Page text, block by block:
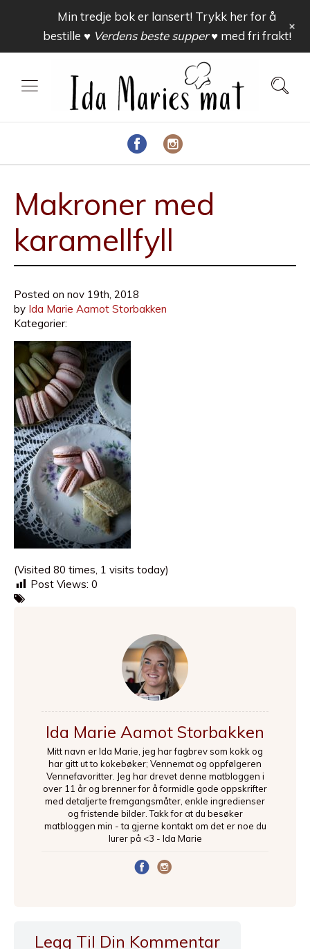
Makroner med
karamellfyll
Posted on nov 19th, 2018
by Ida Marie Aamot Storbakken
Kategorier:
(Visited 80 times, 1 visits today)
Post Views: 0
Ida Marie Aamot Storbakken
Mitt navn er Ida Marie, jeg har fagbrev som kokk og
har gitt ut to kokebøker; Vennemat og oppfølgeren
Vennefavoritter. Jeg har drevet denne matbloggen i
over 11 år og brenner for å formidle gode oppskrifter
med detaljerte fremgangsmåter, enkle ingredienser
og fristende bilder. Takk for at du besøker
matbloggen min - ta gjerne kontakt om det er noe du
lurer på <3 - Ida Marie
Legg Til Din Kommentar
Min tredje bok er lansert! Trykk her for å
bestille ♥ Verdens beste supper ♥med fri frakt!
+